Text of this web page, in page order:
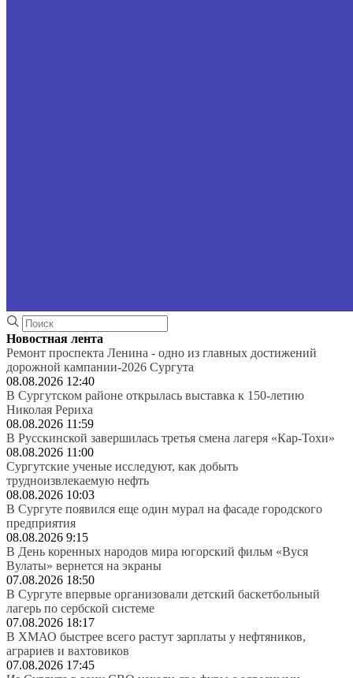
Новостная лента
Ремонт проспекта Ленина - одно из главных достижений
дорожной кампании-2026 Сургута
08.08.2026 12:40
В Сургутском районе открылась выставка к 150-летию
Николая Рериха
08.08.2026 11:59
В Русскинской завершилась третья смена лагеря «Кар-Тохи»
08.08.2026 11:00
Сургутские ученые исследуют, как добыть
трудноизвлекаемую нефть
08.08.2026 10:03
В Сургуте появился еще один мурал на фасаде городского
предприятия
08.08.2026 9:15
В День коренных народов мира югорский фильм «Вуся
Вулаты» вернется на экраны
07.08.2026 18:50
В Сургуте впервые организовали детский баскетбольный
лагерь по сербской системе
07.08.2026 18:17
В ХМАО быстрее всего растут зарплаты у нефтяников,
аграриев и вахтовиков
07.08.2026 17:45